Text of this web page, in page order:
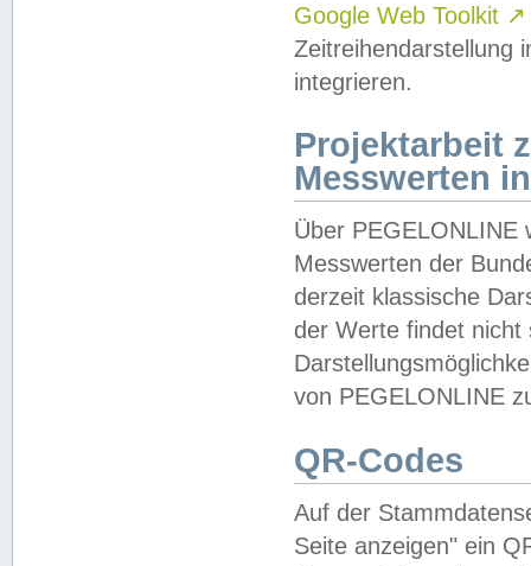
Google Web Toolkit ↗
Zeitreihendarstellung
integrieren.
Projektarbeit
Messwerten
Über PEGELONLINE
Messwerten der
derzeit klassische
der Werte findet
von PEGELONLINE
QR-Codes
Auf der
Seite anzeigen" ein